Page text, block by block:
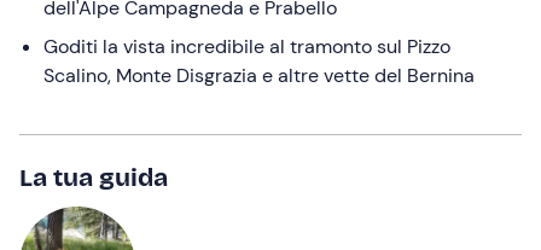
dell'Alpe Campagneda e Prabello
Goditi la vista incredibile al tramonto sul Pizzo
Scalino, Monte Disgrazia e altre vette del Bernina
La tua guida